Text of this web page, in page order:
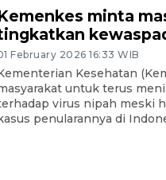
minta
February 2026 16:33 WIB
Kesehatan
untuk terus
virus nipah meski
penularannya di